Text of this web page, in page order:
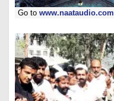
Go to www.naataudio.com